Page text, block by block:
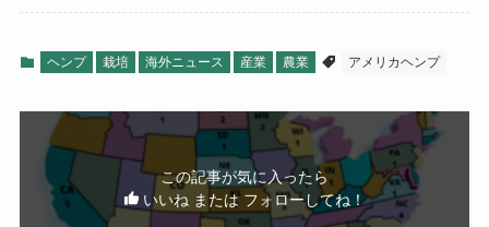
ヘンプ 栽培 海外ニュース 産業 農業 アメリカヘンプ
この記事が気に入ったら
いいね または フォローしてね！